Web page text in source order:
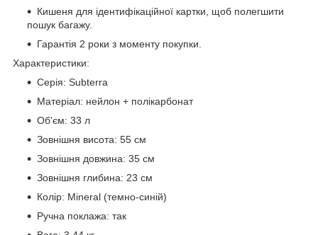
Кишеня для ідентифікаційної картки, щоб полегшити
пошук багажу.
Гарантія 2 роки з моменту покупки.
Характеристики:
Серія: Subterra
Матеріал: нейлон + полікарбонат
Об'єм: 33 л
Зовнішня висота: 55 см
Зовнішня довжина: 35 см
Зовнішня глибина: 23 см
Колір: Mineral (темно-синій)
Ручна поклажа: так